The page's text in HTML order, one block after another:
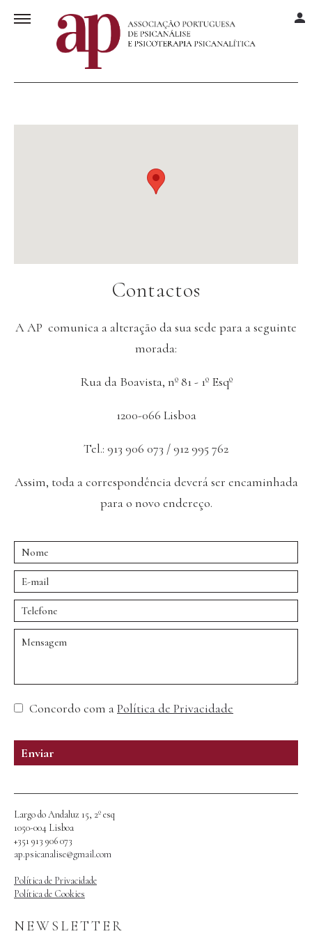
Contactos
A AP comunica a alteração da sua sede para a seguinte
morada:
Rua da Boavista, nº 81 - 1º Esqº
1200-066 Lisboa
Tel.: 913 906 073 / 912 995 762
Assim, toda a correspondência deverá ser encaminhada
para o novo endereço.
Concordo com aPolítica de Privacidade
Enviar
Largo do Andaluz 15, 2º esq
1050-004 Lisboa
+351 913 906 073
ap.psicanalise@gmail.com
Política de Privacidade
Política de Cookies
NEWSLETTER